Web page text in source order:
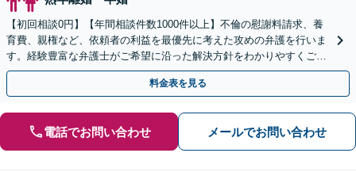
【初回相談0円】【年間相談件数1000件以上】不倫の慰謝料請求、養
育費、親権など、依頼者の利益を最優先に考えた攻めの弁護を行いま
す。経験豊富な弁護士がご希望に沿った解決方針をわかりやすくご提
案します。お気軽にお問合せ下さい。
料金表を見る
電話でお問い合わせ メールでお問い合わせ